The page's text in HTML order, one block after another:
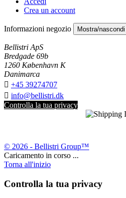
Crea un account
Informazioni negozio Mostra/
Bellistri ApS
Bredgade 69b
1260 København K
Danimarca
 +45 39274707
 info@bellistri.dk
Controlla la tua privacy
© 2026 - Bellistri Group™
Caricamento in corso ...
Torna all'inizio
Controlla la tua privacy